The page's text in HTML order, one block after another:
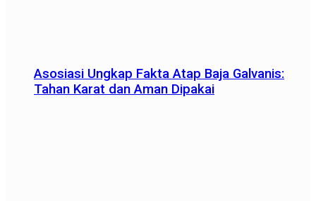
Asosiasi Ungkap Fakta Atap Baja Galvanis:
Tahan Karat dan Aman Dipakai